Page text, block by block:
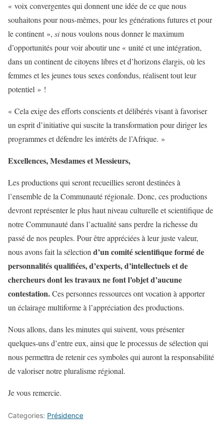
« voix convergentes qui donnent une idée de ce que nous
souhaitons pour nous-mêmes, pour les générations futures et pour
le continent », sinous voulons nous donner le maximum
d’opportunités pour voir aboutir une « unité et une intégration,
dans un continent de citoyens libres et d’horizons élargis, où les
femmes et les jeunes tous sexes confondus, réalisent tout leur
potentiel » !
« Cela exige des efforts conscients et délibérés visant à favoriser
un esprit d’initiative qui suscite la transformation pour diriger les
programmes et défendre les intérêts de l’Afrique. »
Excellences, Mesdames et Messieurs,
Les productions qui seront recueillies seront destinées à
l’ensemble de la Communauté régionale. Donc, ces productions
devront représenter le plus haut niveau culturelle et scientifique de
notre Communauté dans l’actualité sans perdre la richesse du
passé de nos peuples. Pour être appréciées à leur juste valeur,
nous avons fait la sélection d’un comité scientifique formé de
personnalités qualifiées, d’experts, d’intellectuels et de
chercheurs dont les travaux ne font l’objet d’aucune
contestation.Ces personnes ressources ont vocation à apporter
un éclairage multiforme à l’appréciation des productions.
Nous allons, dans les minutes qui suivent, vous présenter
quelques-uns d’entre eux, ainsi que le processus de sélection qui
nous permettra de retenir ces symboles qui auront la responsabilité
de valoriser notre pluralisme régional.
Je vous remercie.
Categories: Présidence